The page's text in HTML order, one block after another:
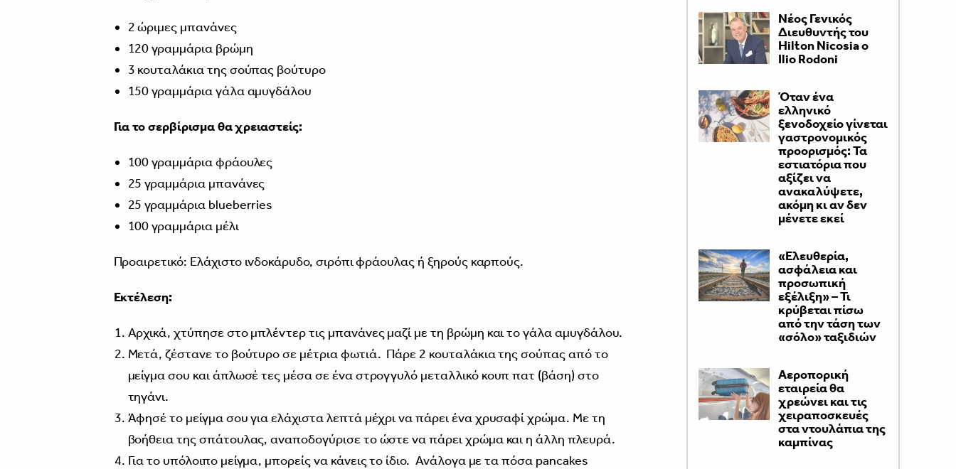
2 ώριμες μπανάνες
120 γραμμάρια βρώμη
3 κουταλάκια της σούπας βούτυρο
150 γραμμάρια γάλα αμυγδάλου
Για το σερβίρισμα θα χρειαστείς:
100 γραμμάρια φράουλες
25 γραμμάρια μπανάνες
25 γραμμάρια blueberries
100 γραμμάρια μέλι
Προαιρετικό: Ελάχιστο ινδοκάρυδο, σιρόπι φράουλας ή ξηρούς καρπούς.
Εκτέλεση:
Αρχικά, χτύπησε στο μπλέντερ τις μπανάνες μαζί με τη βρώμη και το γάλα αμυγδάλου.
Μετά, ζέστανε το βούτυρο σε μέτρια φωτιά. Πάρε 2 κουταλάκια της σούπας από το
μείγμα σου και άπλωσέ τες μέσα σε ένα στρογγυλό μεταλλικό κουπ πατ (βάση) στο
τηγάνι.
Άφησέ το μείγμα σου για ελάχιστα λεπτά μέχρι να πάρει ένα χρυσαφί χρώμα. Με τη
βοήθεια της σπάτουλας, αναποδογύρισε το ώστε να πάρει χρώμα και η άλλη πλευρά.
Για το υπόλοιπο μείγμα, μπορείς να κάνεις το ίδιο. Ανάλογα με τα πόσα pancakes
Νέος Γενικός
Διευθυντής του
Hilton Nicosia ο
Ilio Rodoni
Όταν ένα
ελληνικό
ξενοδοχείο γίνεται
γαστρονομικός
προορισμός: Τα
εστιατόρια που
αξίζει να
ανακαλύψετε,
ακόμη κι αν δεν
μένετε εκεί
«Ελευθερία,
ασφάλεια και
προσωπική
εξέλιξη» – Τι
κρύβεται πίσω
από την τάση των
«σόλο» ταξιδιών
Αεροπορική
εταιρεία θα
χρεώνει και τις
χειραποσκευές
στα ντουλάπια της
καμπίνας